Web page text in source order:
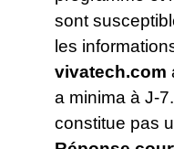
sont
les
vivatech.com
a minima à J-
constitue pas